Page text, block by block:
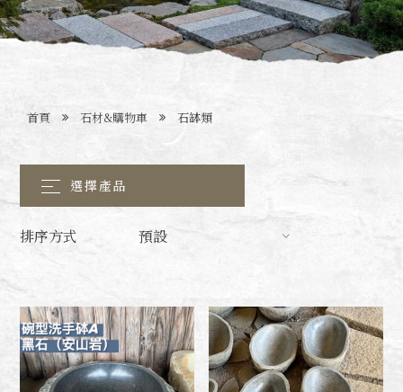
造景實績
首頁 石材&購物車 石缽類
排序方式 預設